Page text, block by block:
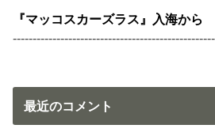
『マッコスカーズラス』入海から
---------------------------------------------------
最近のコメント